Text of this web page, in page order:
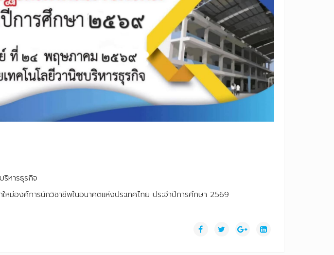
ริหารธุรกิจ
ใหม่องค์การนักวิชาชีพในอนาคตแห่งประเทศไทย ประจำปีการศึกษา 2569